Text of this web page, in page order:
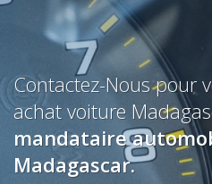
Contactez-Nous pour
achat voiture
mandataire
Madagascar.